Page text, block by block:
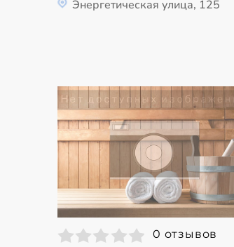
Энергетическая улица, 125
0 отзывов